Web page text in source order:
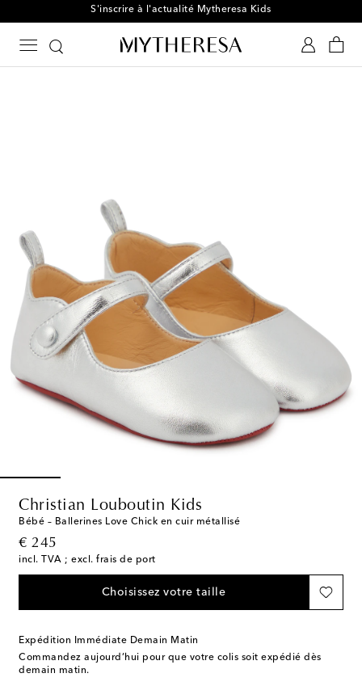
S'inscrire à l'actualité Mytheresa Kids
Christian Louboutin Kids
Bébé – Ballerines Love Chick en cuir métallisé
€ 245
original price
incl. TVA ; excl. frais de port
Choisissez votre taille
Expédition Immédiate Demain Matin
Commandez aujourd’hui pour que votre colis soit expédié dès
demain matin.